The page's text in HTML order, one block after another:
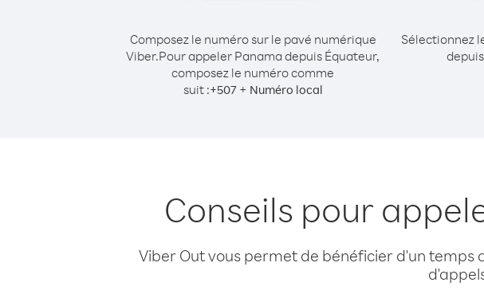
Composez le numéro sur le pavé numérique
Viber.Pour appeler Panama depuis Équateur,
composez le numéro comme
suit :+507+ Numéro local
Sélectionnez
Conseils pour
Viber Out vous permet de bénéficier d'un temps